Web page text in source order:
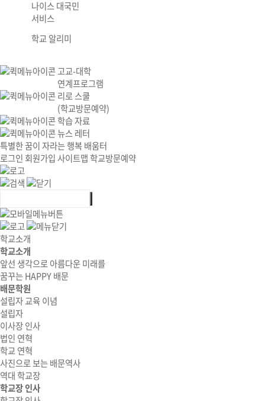
나이스 대국민
서비스
학교 알리미
고교-대학
연계프로그램
리로 스쿨
(학교방문예약)
학습 자료
뉴스 레터
특별한 꿈이 자라는 행복 배움터
로그인 회원가입사이트맵학교방문예약
학교소개
학교소개
앞선 생각으로 아름다운 미래를
꿈꾸는 HAPPY 배문
배문학원
설립자 교육 이념
설립자
이사장 인사
법인 연혁
학교 연혁
사진으로 보는 배문역사
역대 학교장
학교장 인사